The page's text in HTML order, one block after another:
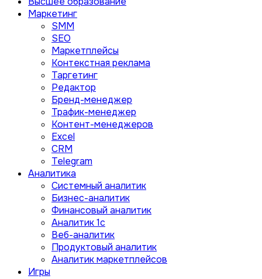
Маркетинг
SMM
SEO
Маркетплейсы
Контекстная реклама
Таргетинг
Редактор
Бренд-менеджер
Трафик-менеджер
Контент-менеджеров
Excel
CRM
Telegram
Аналитика
Системный аналитик
Бизнес-аналитик
Финансовый аналитик
Aналитик 1с
Веб-аналитик
Продуктовый аналитик
Аналитик маркетплейсов
Игры